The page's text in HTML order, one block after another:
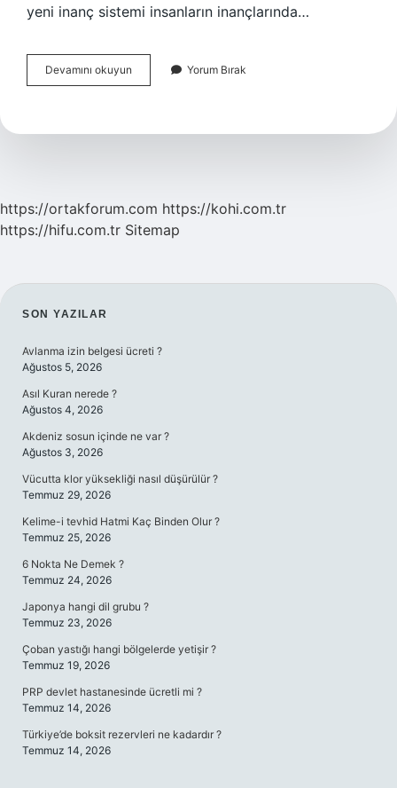
yeni inanç sistemi insanların inançlarında…
Devamını okuyun Mecusilikte
Tanrı
Yorum Bırak
https://ortakforum.com https://kohi.com.tr
https://hifu.com.tr Sitemap
SIDEBAR
SON YAZILAR
Avlanma izin belgesi ücreti ?
Ağustos 5, 2026
Asıl Kuran nerede ?
Ağustos 4, 2026
Akdeniz sosun içinde ne var ?
Ağustos 3, 2026
Vücutta klor yüksekliği nasıl düşürülür ?
Temmuz 29, 2026
Kelime-i tevhid Hatmi Kaç Binden Olur ?
Temmuz 25, 2026
6 Nokta Ne Demek ?
Temmuz 24, 2026
Japonya hangi dil grubu ?
Temmuz 23, 2026
Çoban yastığı hangi bölgelerde yetişir ?
Temmuz 19, 2026
PRP devlet hastanesinde ücretli mi ?
Temmuz 14, 2026
Türkiye’de boksit rezervleri ne kadardır ?
Temmuz 14, 2026